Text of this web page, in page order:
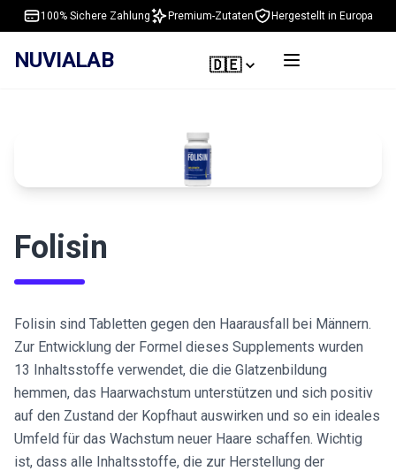
100% Sichere Zahlung Premium-Zutaten Hergestellt in Europa
NUVIALAB 🇩🇪
Folisin
Folisin sind Tabletten gegen den Haarausfall bei Männern.
Zur Entwicklung der Formel dieses Supplements wurden
13 Inhaltsstoffe verwendet, die die Glatzenbildung
hemmen, das Haarwachstum unterstützen und sich positiv
auf den Zustand der Kopfhaut auswirken und so ein ideales
Umfeld für das Wachstum neuer Haare schaffen. Wichtig
ist, dass alle Inhaltsstoffe, die zur Herstellung der